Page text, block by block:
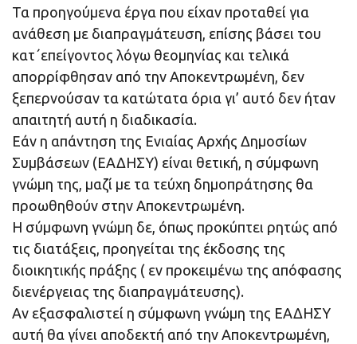
Τα προηγούμενα έργα που είχαν προταθεί για
ανάθεση με διαπραγμάτευση, επίσης βάσει του
κατ΄επείγοντος λόγω θεομηνίας και τελικά
απορρίφθησαν από την Αποκεντρωμένη, δεν
ξεπερνούσαν τα κατώτατα όρια γι’ αυτό δεν ήταν
απαιτητή αυτή η διαδικασία.
Εάν η απάντηση της Ενιαίας Αρχής Δημοσίων
Συμβάσεων (ΕΑΔΗΣΥ) είναι θετική, η σύμφωνη
γνώμη της, μαζί με τα τεύχη δημοπράτησης θα
προωθηθούν στην Αποκεντρωμένη.
Η σύμφωνη γνώμη δε, όπως προκύπτει ρητώς από
τις διατάξεις, προηγείται της έκδοσης της
διοικητικής πράξης ( εν προκειμένω της απόφασης
διενέργειας της διαπραγμάτευσης).
Αν εξασφαλιστεί η σύμφωνη γνώμη της ΕΑΔΗΣΥ
αυτή θα γίνει αποδεκτή από την Αποκεντρωμένη,